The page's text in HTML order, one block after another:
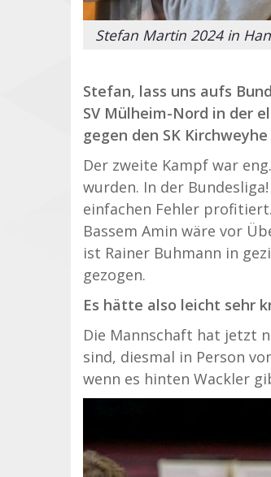
Stefan Martin 2024 in
Stefan, lass uns aufs
SV Mülheim-Nord in der
gegen den SK
Der zweite Kampf war
wurden. In der
einfachen Fehler
Bassem Amin wäre vor
ist Rainer Buhmann in
gezogen.
Es hätte also leicht sehr
Die Mannschaft hat jetzt
sind, diesmal in Person
wenn es hinten Wackler